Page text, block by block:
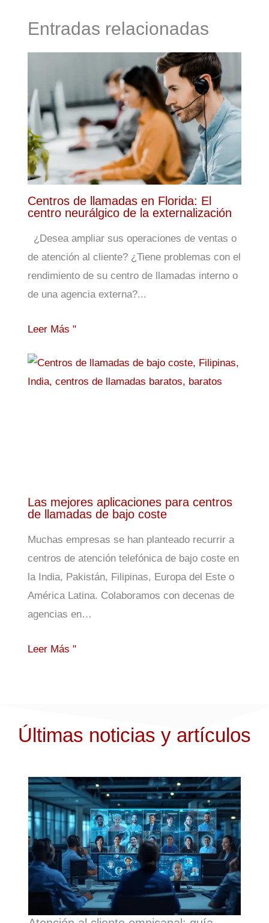
Entradas relacionadas
Centros de llamadas en Florida: El
centro neurálgico de la externalización
¿Desea ampliar sus operaciones de ventas o
de atención al cliente? ¿Tiene problemas con el
rendimiento de su centro de llamadas interno o
de una agencia externa?...
Leer Más "
Las mejores aplicaciones para centros
de llamadas de bajo coste
Muchas empresas se han planteado recurrir a
centros de atención telefónica de bajo coste en
la India, Pakistán, Filipinas, Europa del Este o
América Latina. Colaboramos con decenas de
agencias en…
Leer Más "
Últimas noticias y artículos